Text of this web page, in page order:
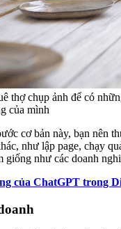
thợ chụp ảnh để có
của mình
cơ bản này, bạn nên
như lập page, chạy
giống như các doanh
của ChatGPT trong